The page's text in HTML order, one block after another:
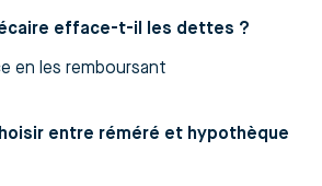
efface-t-il les dettes ?
en les remboursant
entre réméré et hypothèque